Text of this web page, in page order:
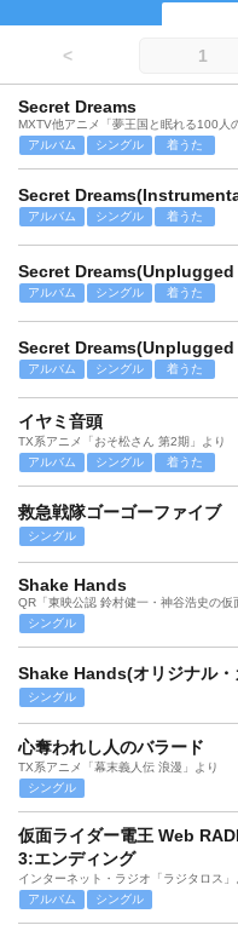
< 1
Secret Dreams
MXTV他アニメ「夢王国と眠れる100人
アルバム
シングル 着うた
Secret
アルバム シングル 着うた
Secret Dreams(Unplugged
アルバム シングル 着うた
Secret
アルバム シングル 着うた
イヤミ音頭
TX系アニメ「おそ松さん 第2期」より
アルバム
シングル 着うた
救急戦隊ゴーゴーファイブ
シングル
Shake Hands
QR「東映公認 鈴村健一・神谷浩史の仮
シングル
Shake Hands(オリジナル・
シングル
心奪われし人のバラード
TX系アニメ「幕末義人伝 浪漫」より
シングル
仮面ライダー電王 Web
3:エンディング
インターネット・ラジオ「ラジタロス」
アルバム
シングル